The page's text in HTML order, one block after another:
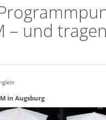
– und
in Augsburg